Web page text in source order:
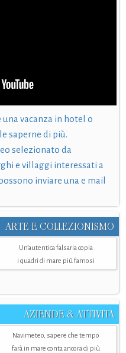
vacanza in hotel o
saperne di più.
selezionato da
e villaggi interessati a
inviare una e mail
ARTE E COLLEZIONISMO
Un’autentica falsaria copia
i quadri di mare più famosi
AZIENDE & ATTIVITÀ
Navimeteo, sapere che tempo
farà in mare conta ancora di più